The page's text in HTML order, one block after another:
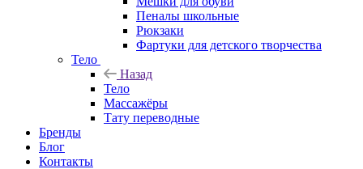
Пеналы школьные
Рюкзаки
Фартуки для детского творчества
Тело
Назад
Тело
Массажёры
Тату переводные
Бренды
Блог
Контакты